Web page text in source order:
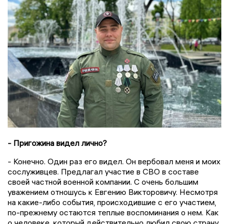
- Пригожина видел лично?
- Конечно. Один раз его видел. Он вербовал меня и моих
сослуживцев. Предлагал участие в СВО в составе
своей частной военной компании. С очень большим
уважением отношусь к Евгению Викторовичу. Несмотря
на какие-либо события, происходившие с его участием,
по-прежнему остаются теплые воспоминания о нем. Как